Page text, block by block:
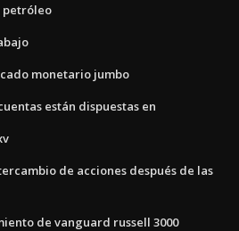
petróleo
monetario jumbo
están dispuestas en
de acciones después de las
de vanguard russell 3000